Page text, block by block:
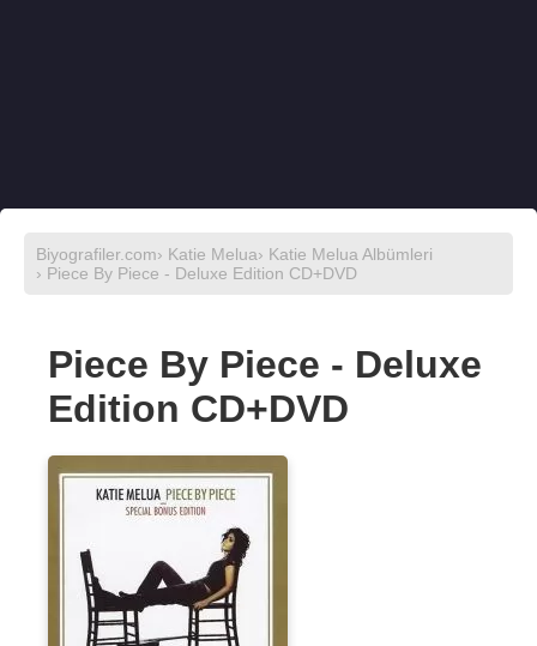
Biyografiler.com› Katie Melua› Katie Melua Albümleri
› Piece By Piece - Deluxe Edition CD+DVD
Piece By Piece - Deluxe
Edition CD+DVD